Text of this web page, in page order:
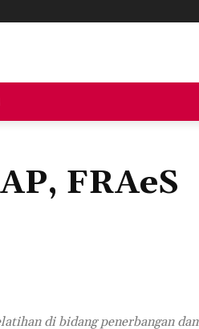
FRAeS
di bidang penerbangan dan